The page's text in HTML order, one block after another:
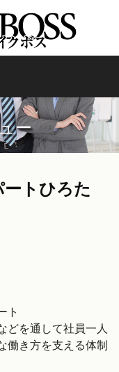
ー
トひろた
ト
どを通して社員一人
働き方を支える体制